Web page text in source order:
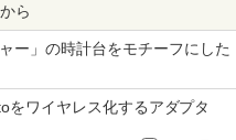
ら
ー」の時計台をモチーフにした
をワイヤレス化するアダプタ